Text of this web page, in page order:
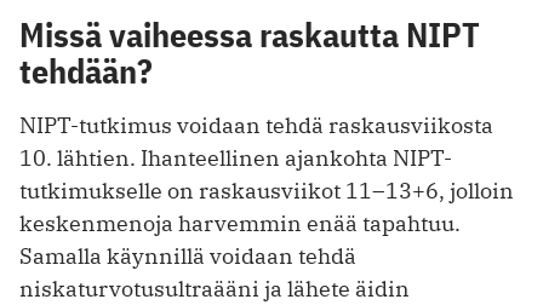
Missä vaiheessa raskautta NIPT
tehdään?
NIPT-tutkimus voidaan tehdä raskausviikosta
10. lähtien. Ihanteellinen ajankohta NIPT-
tutkimukselle on raskausviikot 11–13+6, jolloin
keskenmenoja harvemmin enää tapahtuu.
Samalla käynnillä voidaan tehdä
niskaturvotusultraääni ja lähete äidin